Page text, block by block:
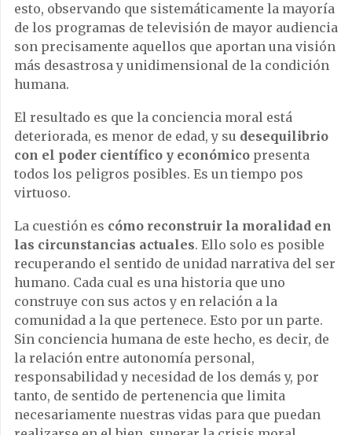
esto, observando que sistemáticamente la mayoría
de los programas de televisión de mayor audiencia
son precisamente aquellos que aportan una visión
más desastrosa y unidimensional de la condición
humana.
El resultado es que la conciencia moral está
deteriorada, es menor de edad, y su desequilibrio
con el poder científico y económico presenta
todos los peligros posibles. Es un tiempo pos
virtuoso.
La cuestión es cómo reconstruir la moralidad en
las circunstancias actuales. Ello solo es posible
recuperando el sentido de unidad narrativa del ser
humano. Cada cual es una historia que uno
construye con sus actos y en relación a la
comunidad a la que pertenece. Esto por un parte.
Sin conciencia humana de este hecho, es decir, de
la relación entre autonomía personal,
responsabilidad y necesidad de los demás y, por
tanto, de sentido de pertenencia que limita
necesariamente nuestras vidas para que puedan